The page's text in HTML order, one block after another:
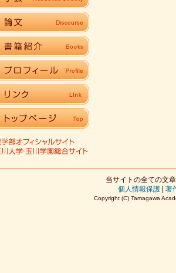
当サイトの全ての文
個人情報保護
著
Copyright (C) Tamagawa